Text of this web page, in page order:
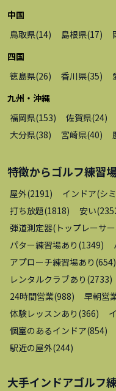
中国
鳥取県(14) 島根県(17)
四国
徳島県(26) 香川県(35)
九州・沖縄
福岡県(153) 佐賀県(24)
大分県(38) 宮崎県(40)
特徴からゴルフ練習
屋外(2191) インドア(シ
打ち放題(1818) 安い(
弾道測定器(トップレーサ
パター練習場あり (1349)
アプローチ練習場あり (654)
レンタルクラブあり (2733)
24時間営業(988) 早朝営
体験レッスンあり (366)
個室のあるインドア(854)
駅近の屋外(244)
大手インドアゴルフ